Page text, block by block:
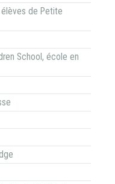
de Petite
School, école en